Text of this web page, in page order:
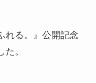
れる。』公開記念
。